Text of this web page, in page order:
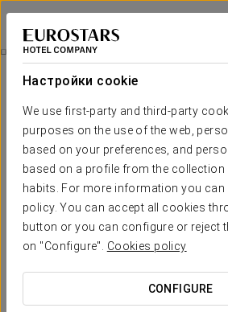
Настройки cookie
We use first-party and third-party
purposes on the use of the web,
based on your preferences, and
based on a profile from the
habits. For more information you
policy. You can accept all cookies
button or you can configure or reject
on "Configure". Cookies policy
CONFIGURE
Eurostars Gran Madrid
МАДРИД - АЛЬКОБЕНДАС
Номера
Необходимые вам
отдых
В отеле Eurostars Gran Madrid 100
номера с очень современным
всем необходимым для деловых
столом, бесплатным
гидромассажем. У нас есть 3
Suites с гостиной, где можно
ОСНОВНЫЕ